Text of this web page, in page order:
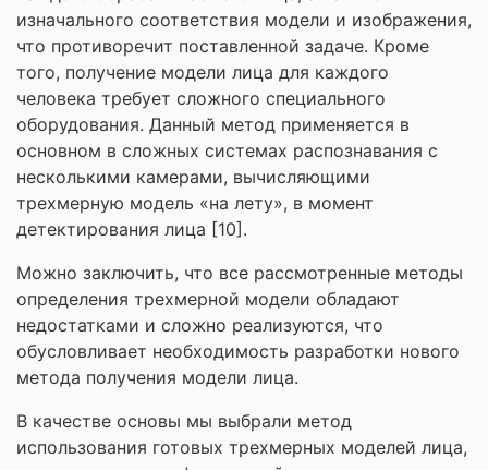
изначального соответствия модели и изображения,
что противоречит поставленной задаче. Кроме
того, получение модели лица для каждого
человека требует сложного специального
оборудования. Данный метод применяется в
основном в сложных системах распознавания с
несколькими камерами, вычисляющими
трехмерную модель «на лету», в момент
детектирования лица [10].
Можно заключить, что все рассмотренные методы
определения трехмерной модели обладают
недостатками и сложно реализуются, что
обусловливает необходимость разработки нового
метода получения модели лица.
В качестве основы мы выбрали метод
использования готовых трехмерных моделей лица,